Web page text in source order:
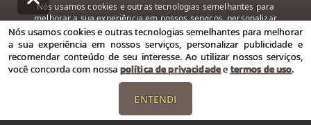
Nós usamos cookies e outras tecnologias semelhantes para
melhorar a sua experiência em nossos serviços, personalizar
publicidade e recomendar conteúdo de seu interesse. Ao utilizar
nossos serviços, você concorda com nossa política de privacidade e
termos de uso.
Política de Privacidade Termos de uso
Nós usamos cookies e outras tecnologias semelhantes para melhorar
a sua experiência em nossos serviços, personalizar publicidade e
recomendar conteúdo de seu interesse. Ao utilizar nossos serviços,
você concorda com nossa política de privacidadeetermos de uso.
ENTENDI